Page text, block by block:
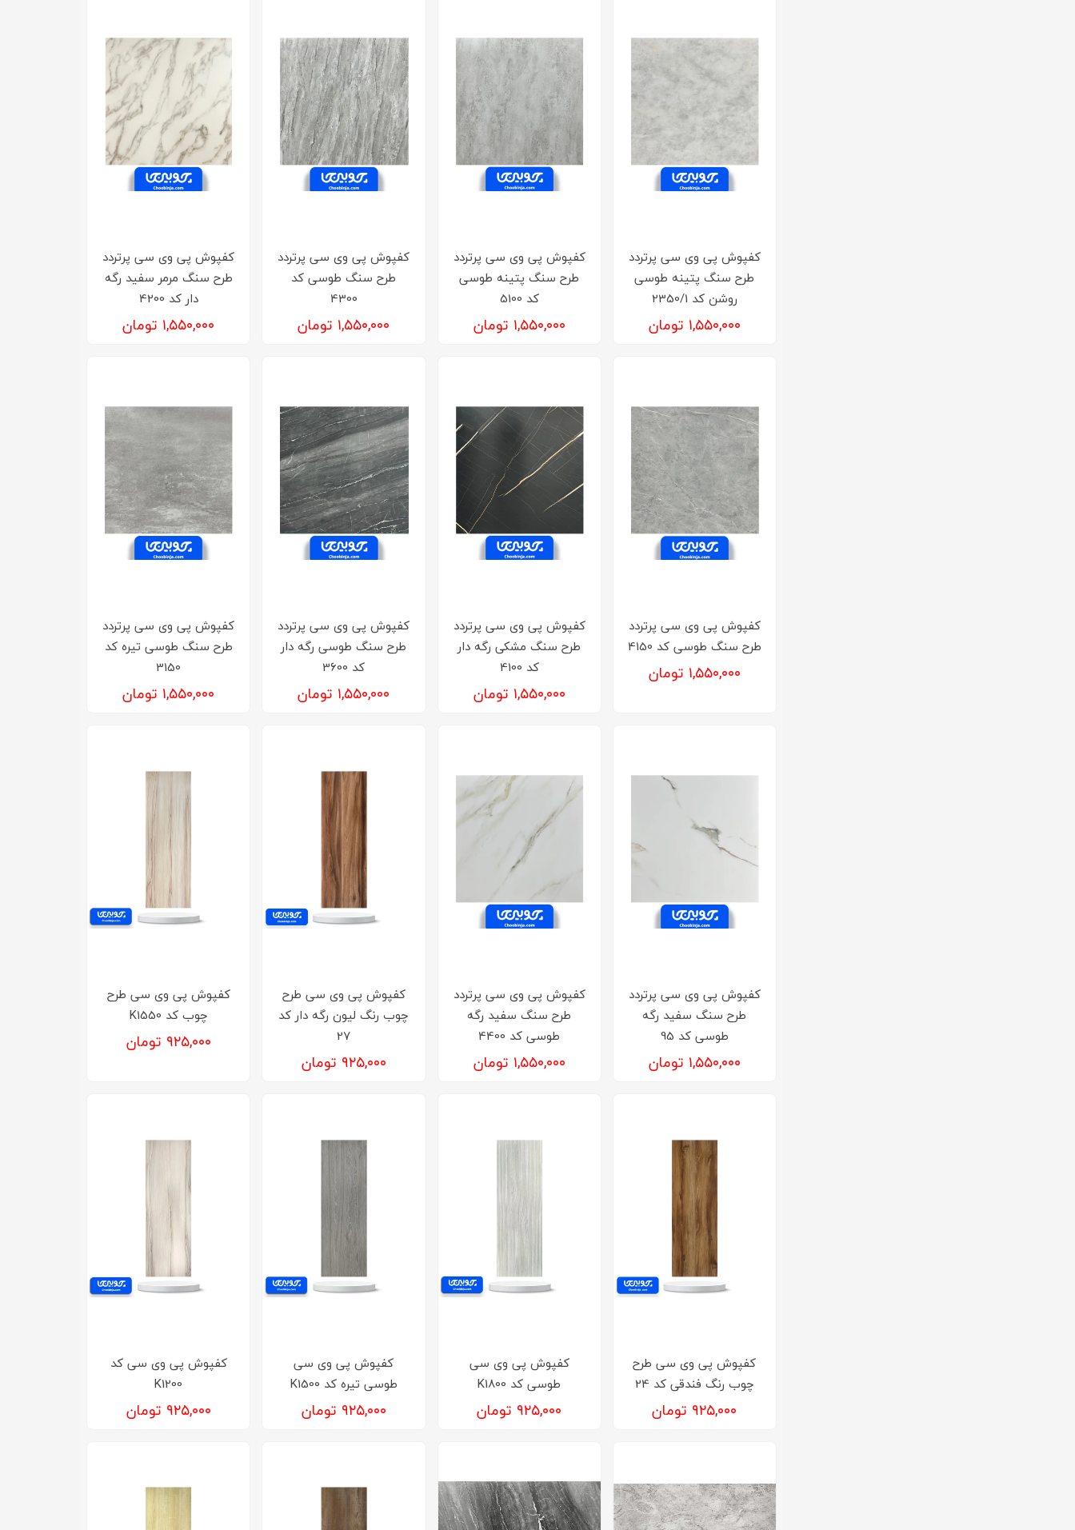
کفپوش پی وی سی پرتردد
طرح سنگ پتینه طوسی
روشن کد 2350/1
۱,۵۵۰,۰۰۰ تومان
کفپوش پی وی سی پرتردد
طرح سنگ پتینه طوسی
کد 5100
۱,۵۵۰,۰۰۰ تومان
کفپوش پی وی سی پرتردد
طرح سنگ طوسی کد
4300
۱,۵۵۰,۰۰۰ تومان
کفپوش پی وی سی پرتردد
طرح سنگ مرمر سفید رگه
دار کد 4200
۱,۵۵۰,۰۰۰ تومان
کفپوش پی وی سی پرتردد
طرح سنگ طوسی کد 4150
۱,۵۵۰,۰۰۰ تومان
کفپوش پی وی سی پرتردد
طرح سنگ مشکی رگه دار
کد 4100
۱,۵۵۰,۰۰۰ تومان
کفپوش پی وی سی پرتردد
طرح سنگ طوسی رگه دار
کد 3600
۱,۵۵۰,۰۰۰ تومان
کفپوش پی وی سی پرتردد
طرح سنگ طوسی تیره کد
3150
۱,۵۵۰,۰۰۰ تومان
کفپوش پی وی سی پرتردد
طرح سنگ سفید رگه
طوسی کد 95
۱,۵۵۰,۰۰۰ تومان
کفپوش پی وی سی پرتردد
طرح سنگ سفید رگه
طوسی کد 4400
۱,۵۵۰,۰۰۰ تومان
کفپوش‌ پی وی سی طرح
چوب رنگ لیون رگه دار کد
27
۹۲۵,۰۰۰ تومان
کفپوش‌ پی وی سی طرح
چوب کد K1550
۹۲۵,۰۰۰ تومان
کفپوش‌ پی وی سی طرح
چوب رنگ فندقی کد 24
۹۲۵,۰۰۰ تومان
کفپوش‌ پی وی سی
طوسی کد K1800
۹۲۵,۰۰۰ تومان
کفپوش‌ پی وی سی
طوسی تیره کد K1500
۹۲۵,۰۰۰ تومان
کفپوش‌ پی وی سی کد
K1200
۹۲۵,۰۰۰ تومان